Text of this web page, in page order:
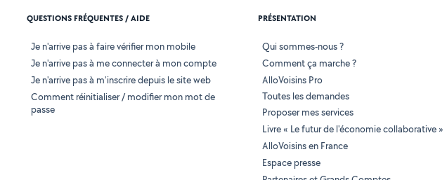
QUESTIONS FRÉQUENTES / AIDE
Je n'arrive pas à faire vérifier mon mobile
Je n'arrive pas à me connecter à mon compte
Je n'arrive pas à m'inscrire depuis le site web
Comment réinitialiser / modifier mon mot de
passe
PRÉSENTATION
Qui sommes-nous ?
Comment ça marche ?
AlloVoisins Pro
Toutes les demandes
Proposer mes services
Livre « Le futur de l'économie collaborative »
AlloVoisins en France
Espace presse